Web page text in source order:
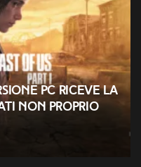
PC riceve la
non proprio